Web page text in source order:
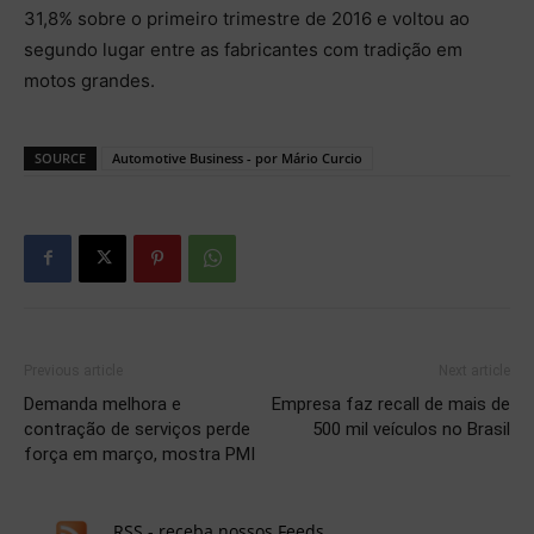
31,8% sobre o primeiro trimestre de 2016 e voltou ao
segundo lugar entre as fabricantes com tradição em
motos grandes.
SOURCE Automotive Business - por Mário Curcio
Demanda melhora e
contração de serviços perde
força em março, mostra PMI
Empresa faz recall de mais de
500 mil veículos no Brasil